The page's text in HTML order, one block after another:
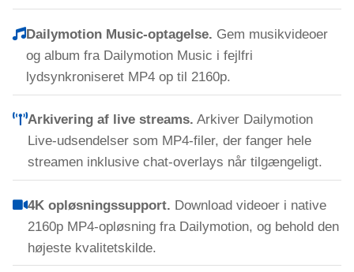
Dailymotion Music-optagelse. Gem musikvideoer
og album fra Dailymotion Music i fejlfri
lydsynkroniseret MP4 op til 2160p.
Arkivering af live streams. Arkiver Dailymotion
Live-udsendelser som MP4-filer, der fanger hele
streamen inklusive chat-overlays når tilgængeligt.
4K opløsningssupport. Download videoer i native
2160p MP4-opløsning fra Dailymotion, og behold den
højeste kvalitetskilde.